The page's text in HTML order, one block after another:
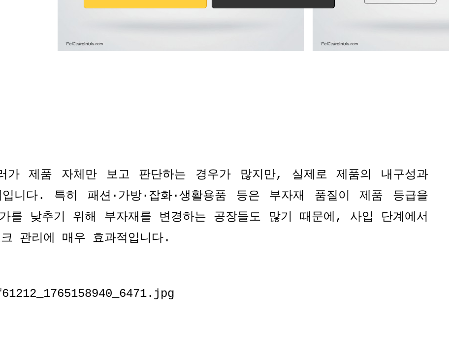
제품 자체만 보고 판단하는 경우가 많지만, 실제로 제품의 내구성과
니다. 특히 패션 · 가방· 잡화·생활용품 등은 부자재 품질이 제품 등급을
를 낮추기 위해 부자재를 변경하는 공장들도 많기 때문에 , 사입 단계에서
관리에 매우 효과적입니다.